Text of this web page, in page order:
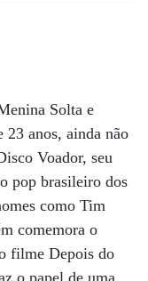
Solta e
anos, ainda não
Voador, seu
pop brasileiro dos
como Tim
comemora o
filme Depois do
o papel de uma